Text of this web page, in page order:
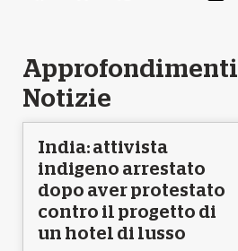
Approfondimenti
Notizie
India: attivista
indigeno arrestato
dopo aver protestato
contro il progetto di
un hotel di lusso